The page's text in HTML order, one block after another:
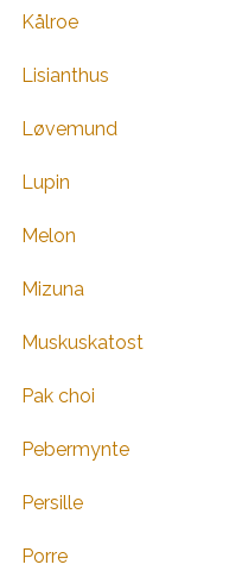
Kålroe
Lisianthus
Løvemund
Lupin
Melon
Mizuna
Muskuskatost
Pak choi
Pebermynte
Persille
Porre